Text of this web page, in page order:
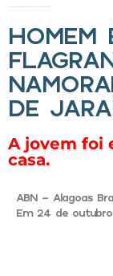
HOMEM
DE
A jovem foi
casa.
ABN - Alagoas
Em 24 de